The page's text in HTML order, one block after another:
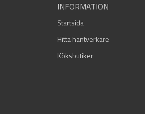
INFORMATION
Startsida
Hitta hantverkare
Köksbutiker